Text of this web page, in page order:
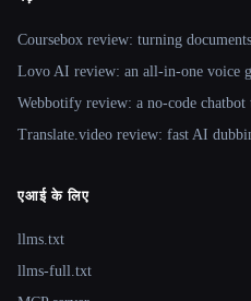
Coursebox review: turning
Lovo AI review: an all-in-one voice
Webbotify review: a no-code
Translate.video review: fast AI
एआई के लिए
llms.txt
llms-full.txt